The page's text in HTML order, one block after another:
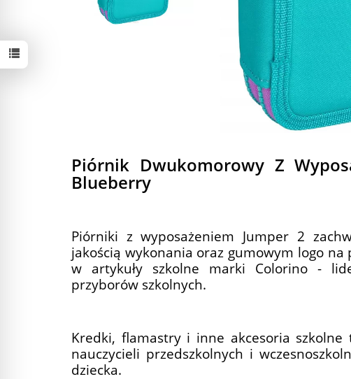
Piórnik Dwukomorowy Z
Blueberry
Piórniki z wyposażeniem Jumper 2
jakością wykonania oraz gumowym logo na
w artykuły szkolne marki Colorino -
przyborów szkolnych.
Kredki, flamastry i inne akcesoria
nauczycieli przedszkolnych i
dziecka.